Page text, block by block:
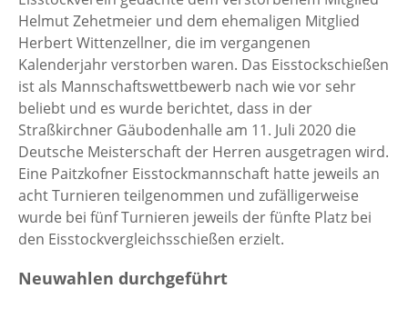
Helmut Zehetmeier und dem ehemaligen Mitglied
Herbert Wittenzellner, die im vergangenen
Kalenderjahr verstorben waren. Das Eisstockschießen
ist als Mannschaftswettbewerb nach wie vor sehr
beliebt und es wurde berichtet, dass in der
Straßkirchner Gäubodenhalle am 11. Juli 2020 die
Deutsche Meisterschaft der Herren ausgetragen wird.
Eine Paitzkofner Eisstockmannschaft hatte jeweils an
acht Turnieren teilgenommen und zufälligerweise
wurde bei fünf Turnieren jeweils der fünfte Platz bei
den Eisstockvergleichsschießen erzielt.
Neuwahlen durchgeführt